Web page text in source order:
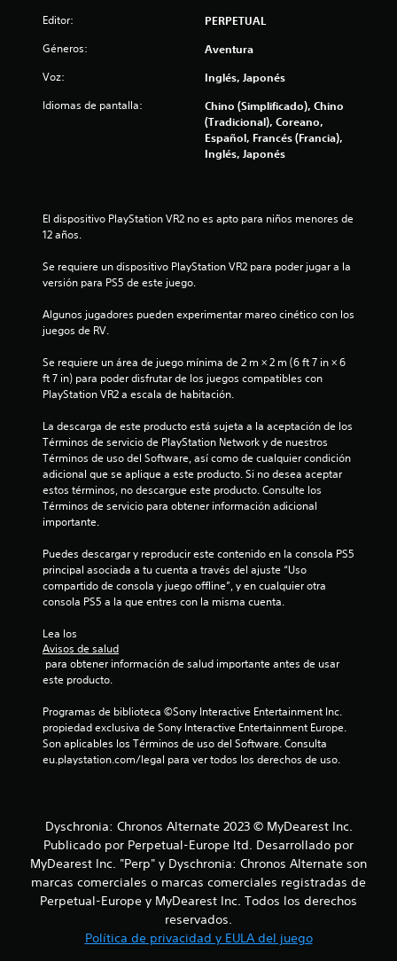
c
i
n
s
Editor: PERPETUAL
Géneros: Aventura
Voz: Inglés, Japonés
Idiomas de pantalla:
Chino (Simplificado), Chino
(Tradicional), Coreano,
Español, Francés (Francia),
Inglés, Japonés
El dispositivo PlayStation VR2 no es apto para niños menores de
12 años.
Se requiere un dispositivo PlayStation VR2 para poder jugar a la
versión para PS5 de este juego.
Algunos jugadores pueden experimentar mareo cinético con los
juegos de RV.
Se requiere un área de juego mínima de 2 m × 2 m (6 ft 7 in × 6
ft 7 in) para poder disfrutar de los juegos compatibles con
PlayStation VR2 a escala de habitación.
La descarga de este producto está sujeta a la aceptación de los
Términos de servicio de PlayStation Network y de nuestros
Términos de uso del Software, así como de cualquier condición
adicional que se aplique a este producto. Si no desea aceptar
estos términos, no descargue este producto. Consulte los
Términos de servicio para obtener información adicional
importante.
Puedes descargar y reproducir este contenido en la consola PS5
principal asociada a tu cuenta a través del ajuste “Uso
compartido de consola y juego offline”, y en cualquier otra
consola PS5 a la que entres con la misma cuenta.
Lea los
Avisos de salud
este producto.
Programas de biblioteca ©Sony Interactive Entertainment Inc.
propiedad exclusiva de Sony Interactive Entertainment Europe.
Son aplicables los Términos de uso del Software. Consulta
eu.playstation.com/legal para ver todos los derechos de uso.
Dyschronia: Chronos Alternate 2023 © MyDearest Inc.
Publicado por Perpetual-Europe ltd. Desarrollado por
MyDearest Inc. "Perp" y Dyschronia: Chronos Alternate son
marcas comerciales o marcas comerciales registradas de
Perpetual-Europe y MyDearest Inc. Todos los derechos
reservados.
Política de privacidad y EULA del juego